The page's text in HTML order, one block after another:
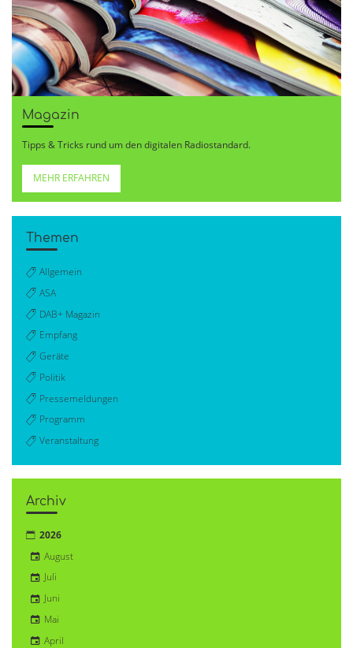
Magazin
Tipps & Tricks rund um den digitalen Radiostandard.
MEHR ERFAHREN
Themen
Allgemein
ASA
DAB+ Magazin
Empfang
Geräte
Politik
Pressemeldungen
Programm
Veranstaltung
Archiv
2026
August
Juli
Juni
Mai
April